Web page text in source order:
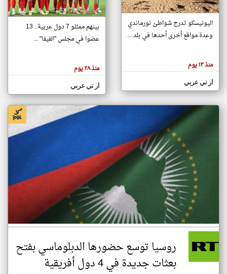
تغيير الدولة
اخبار جزر القمر على مدار الساعة
أهم اخبار جزر القمر العاجلة والمباشرة
هنا عن
وجهة
كاتبيها.
اليونيسكو تدرج شواطئ نورماندي
وعدة مواقع أخرى أحدها في بلد ...
منذ ١٣ يوم
ار تي عربي
بينهم ممثلو 7 دول عربية.. 13
عضوا في مجلس "الفيفا" ...
منذ ٢٨ يوم
ار تي عربي
روسيا توسع حضورها الدبلوماسي بفتح
بعثات جديدة في 4 دول أفريقية
klyoum.com